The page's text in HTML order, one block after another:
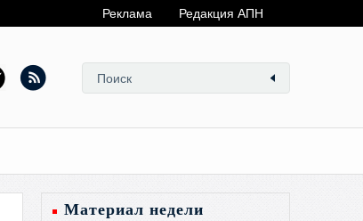
Реклама Редакция АПН
Материал недели